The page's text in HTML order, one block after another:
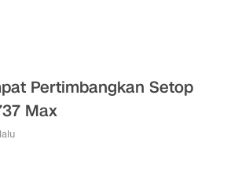
Pertimbangkan Setop
Max